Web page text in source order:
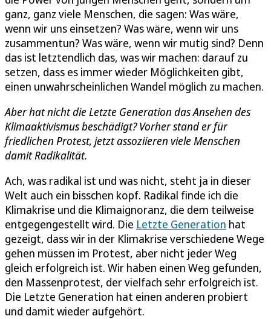
ganz, ganz viele Menschen, die sagen: Was wäre,
wenn wir uns einsetzen? Was wäre, wenn wir uns
zusammentun? Was wäre, wenn wir mutig sind? Denn
das ist letztendlich das, was wir machen: darauf zu
setzen, dass es immer wieder Möglichkeiten gibt,
einen unwahrscheinlichen Wandel möglich zu machen.
Aber hat nicht die Letzte Generation das Ansehen des
Klimaaktivismus beschädigt? Vorher stand er für
friedlichen Protest, jetzt assoziieren viele Menschen
damit Radikalität.
Ach, was radikal ist und was nicht, steht ja in dieser
Welt auch ein bisschen kopf. Radikal finde ich die
Klimakrise und die Klimaignoranz, die dem teilweise
entgegengestellt wird. Die Letzte Generation hat
gezeigt, dass wir in der Klimakrise verschiedene Wege
gehen müssen im Protest, aber nicht jeder Weg
gleich erfolgreich ist. Wir haben einen Weg gefunden,
den Massenprotest, der vielfach sehr erfolgreich ist.
Die Letzte Generation hat einen anderen probiert
und damit wieder aufgehört.